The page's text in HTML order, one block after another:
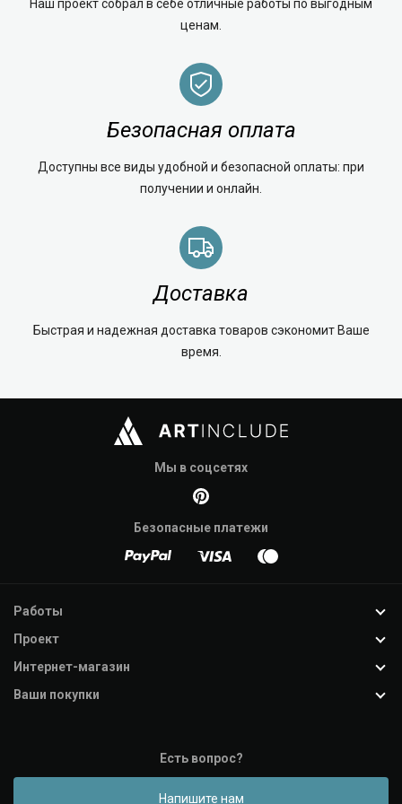
Наш проект собрал в себе отличные работы по выгодным
ценам.
Безопасная оплата
Доступны все виды удобной и безопасной оплаты: при
получении и онлайн.
Доставка
Быстрая и надежная доставка товаров сэкономит Ваше
время.
Мы в соцсетях
Безопасные платежи
Работы
Проект
Интернет-магазин
Ваши покупки
Есть вопрос?
Напишите нам